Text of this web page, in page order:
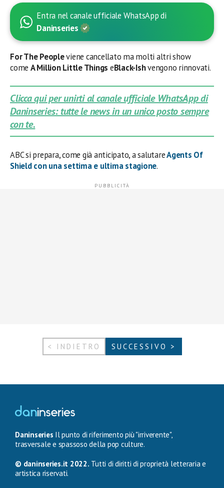
Entra nel canale ufficiale WhatsApp di
Daninseries
For The Peopleviene cancellato ma molti altri show
come A Million Little Things eBlack-Ishvengono rinnovati.
Clicca qui per unirti al canale ufficiale WhatsApp di
Daninseries: tutte le news in un unico posto sempre
con te.
ABC si prepara, come già anticipato, a salutareAgents Of
Shieldcon una settima e ultima stagione.
< INDIETRO SUCCESSIVO >
Daninseries Il punto di riferimento più "irriverente",
trasversale e spassoso della pop culture.
© daninseries.it 2022. Tutti di diritti di proprietà letteraria e
artistica riservati.